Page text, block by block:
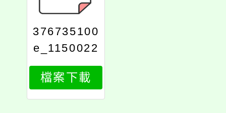
376735100
e_1150022
206_attach
1
檔案下載